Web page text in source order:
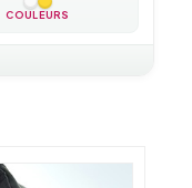
COULEURS